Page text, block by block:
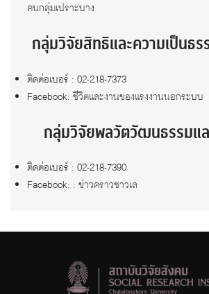
คนกลุ่มเปราะบาง
กลุ่มวิจัยสิทธิและความเป็นธ
ติดต่อเบอร์ : 02-218-7373
Facebook: ชีวิตและงานของแรงงานนอกระบบ
กลุ่มวิจัยพลวัตวัฒนธรรมแ
ติดต่อเบอร์ : 02-218-7390
Facebook: : ข่าวคราวชาวเล